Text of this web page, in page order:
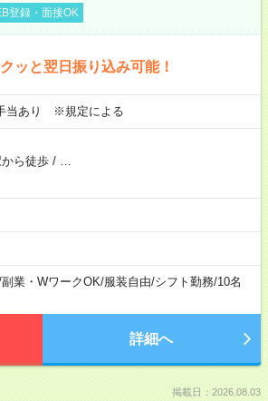
登録・面接OK
ッと翌日振り込み可能！
当あり ※規定による
ら徒歩/ …
副業・WワークOK/服装自由/シフト勤務/10名
詳細へ
掲載日：2026.08.03